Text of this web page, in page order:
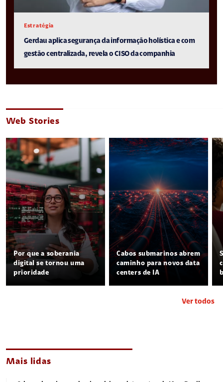
Estratégia
Gerdau aplica segurança da informação holística e com
gestão centralizada, revela o CISO da companhia
Web Stories
Por que a soberania
digital se tornou uma
prioridade
Cabos submarinos abrem
caminho para novos data
centers de IA
Ver todos
Mais lidas